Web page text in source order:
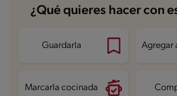
Carbohidratos
34.6 g
Energía 212.6 kcal
Proteína
Grasas saturadas 0.7 g
¿Qué quieres hacer con
Guardarla Agregar
Marcarla cocinada